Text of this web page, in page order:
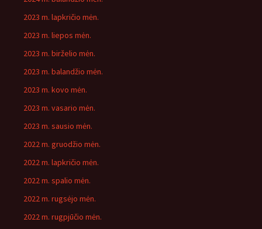
2023 m. lapkričio mėn.
2023 m. liepos mėn.
2023 m. birželio mėn.
2023 m. balandžio mėn.
2023 m. kovo mėn.
2023 m. vasario mėn.
2023 m. sausio mėn.
2022 m. gruodžio mėn.
2022 m. lapkričio mėn.
2022 m. spalio mėn.
2022 m. rugsėjo mėn.
2022 m. rugpjūčio mėn.